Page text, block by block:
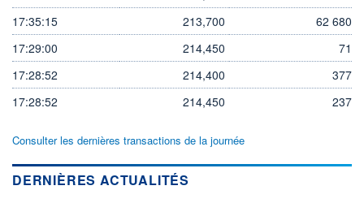
17:35:15
213,700
62 680
17:29:00
214,450
71
17:28:52
214,400
377
17:28:52
214,450 237
Consulter les dernières transactions de la journée
DERNIÈRES ACTUALITÉS